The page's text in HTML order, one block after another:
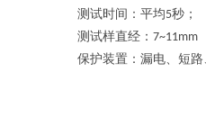
测试时间：平均5秒；
测试样直经： 7~11mm
保护装置：漏电、短